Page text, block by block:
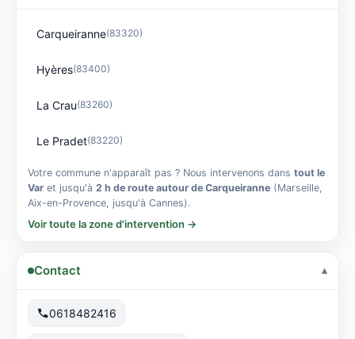
Carqueiranne(83320)
Hyères(83400)
La Crau(83260)
Le Pradet(83220)
Votre commune n'apparaît pas ? Nous intervenons dans tout le
Var et jusqu'à 2 h de route autour de Carqueiranne (Marseille,
Aix-en-Provence, jusqu'à Cannes).
Voir toute la zone d'intervention →
Contact
0618482416